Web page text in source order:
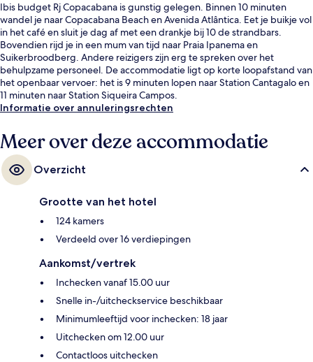
Ibis budget Rj Copacabana is gunstig gelegen. Binnen 10 minuten
wandel je naar Copacabana Beach en Avenida Atlântica. Eet je buikje vol
in het café en sluit je dag af met een drankje bij 10 de strandbars.
Bovendien rijd je in een mum van tijd naar Praia Ipanema en
Suikerbroodberg. Andere reizigers zijn erg te spreken over het
behulpzame personeel. De accommodatie ligt op korte loopafstand van
het openbaar vervoer: het is 9 minuten lopen naar Station Cantagalo en
11 minuten naar Station Siqueira Campos.
Informatie over annuleringsrechten
Meer over deze accommodatie
Overzicht
Grootte van het hotel
124 kamers
Verdeeld over 16 verdiepingen
Aankomst/vertrek
Inchecken vanaf 15.00 uur
Snelle in-/uitcheckservice beschikbaar
Minimumleeftijd voor inchecken: 18 jaar
Uitchecken om 12.00 uur
Contactloos uitchecken